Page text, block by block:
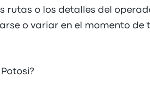
rutas o los detalles del
o variar en el momento de